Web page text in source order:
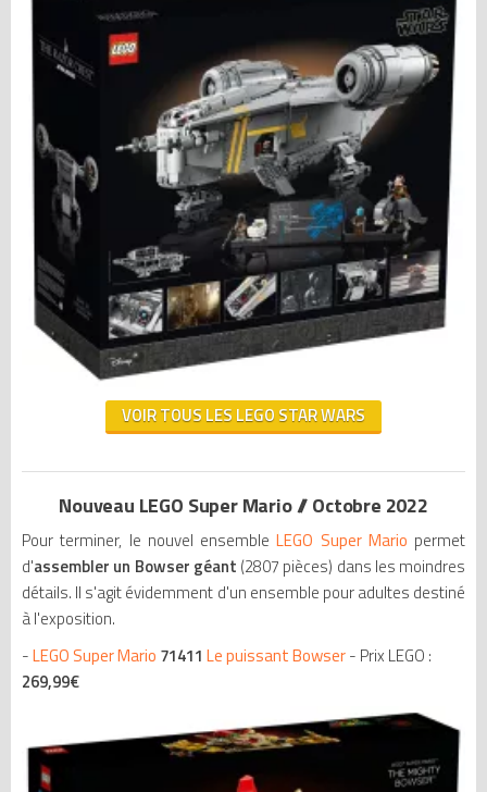
VOIR TOUS LES LEGO STAR WARS
Nouveau LEGO Super Mario // Octobre 2022
Pour terminer, le nouvel ensembleLEGO Super Mario permet
d'assembler un Bowser géant (2807 pièces) dans les moindres
détails. Il s'agit évidemment d'un ensemble pour adultes destiné
à l'exposition.
-LEGO Super Mario 71411 Le puissant Bowser- Prix LEGO :
269,99€